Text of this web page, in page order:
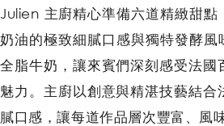
Julien 主廚精心準備六道精緻甜
奶油的極致細膩口感與獨特發酵
全脂牛奶，讓來賓們深刻感受法國
魅力。主廚以創意與精湛技藝結合
膩口感，讓每道作品層次豐富、風